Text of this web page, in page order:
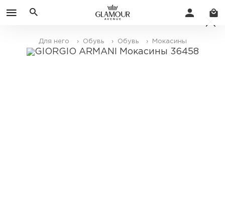
Для него › Обувь › Обувь › Мокасины